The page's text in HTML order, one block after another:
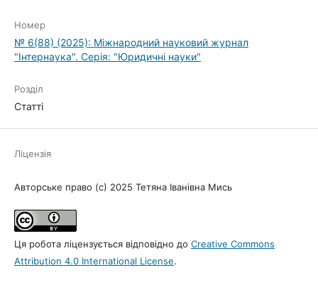
Номер
№ 6(88) (2025): Міжнародний науковий журнал
"Інтернаука". Серія: "Юридичні науки"
Розділ
Статті
Ліцензія
Авторське право (c) 2025 Тетяна Іванівна Мись
Ця робота ліцензується відповідно до Creative Commons
Attribution 4.0 International License.